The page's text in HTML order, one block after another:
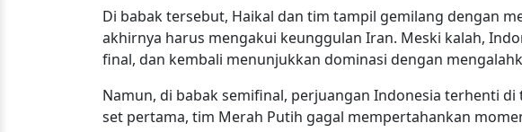
Di babak tersebut, Haikal dan tim tampil gemilang dengan
akhirnya harus mengakui keunggulan Iran. Meski kalah,
final, dan kembali menunjukkan dominasi dengan
Namun, di babak semifinal, perjuangan Indonesia terhenti
set pertama, tim Merah Putih gagal mempertahankan